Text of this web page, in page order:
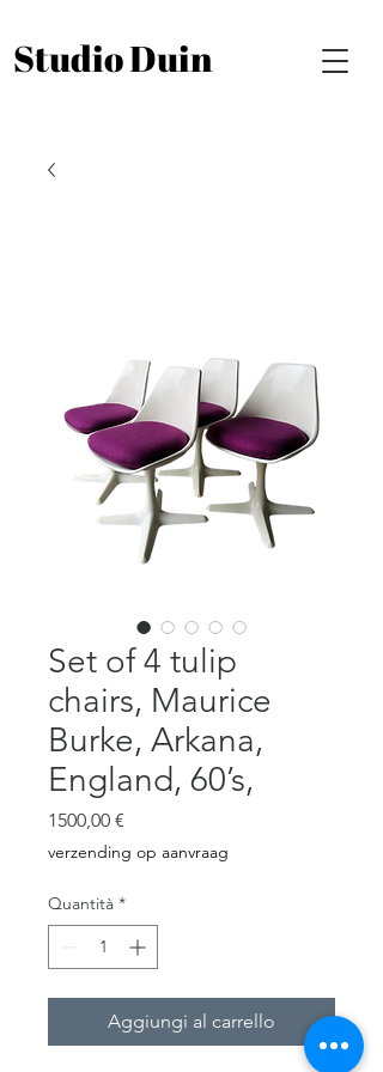
Studio Duin
Set of 4 tulip
chairs, Maurice
Burke, Arkana,
England, 60’s,
1500,00 €
verzending op aanvraag
Quantità *
Aggiungi al carrello